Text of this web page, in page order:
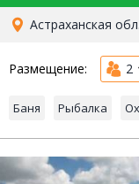
Астраханская
Размещение: 2
Баня Рыбалка